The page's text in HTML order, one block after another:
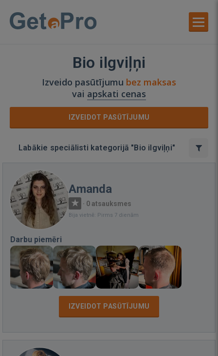
Bio ilgviļņi
Izveido pasūtījumu bez maksas
vai apskati cenas
IZVEIDOT PASŪTĪJUMU
Labākie speciālisti kategorijā "Bio ilgviļņi"
Amanda
· 0 atsauksmes
Bija vietnē: Pirms 7 dienām
Darbu piemēri
IZVEIDOT PASŪTĪJUMU